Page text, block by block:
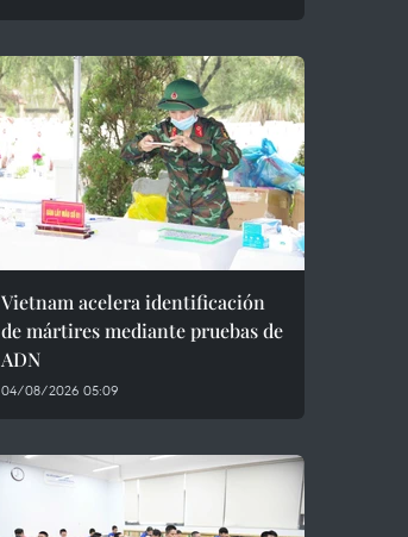
Vietnam acelera identificación
de mártires mediante pruebas de
ADN
04/08/2026 05:09